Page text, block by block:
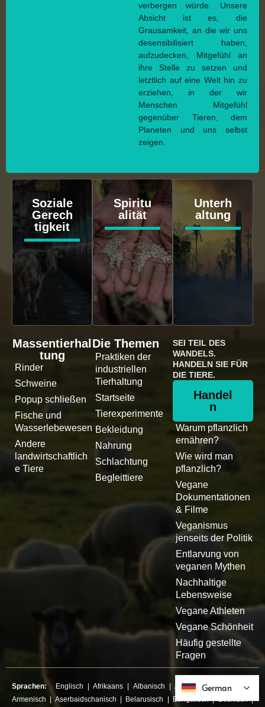
verbergen würde. Unsere
Absicht ist es, die
Grausamkeit, an die wir uns
desensibilisiert haben,
aufzudecken, Mitgefühl an
ihre Stelle zu setzen und
letztlich auf eine Welt hin zu
erziehen, in der wir
Menschen Mitgefühl
gegenüber Tieren, dem
Planeten und uns selbst
zeigen.
Soziale
Gerech
tigkeit
Spiritu
alität
Unterh
altung
Massentierhal
tung
Rinder
Schweine
Popup schließen
Fische und
Wasserlebewesen
Andere
landwirtschaftlich
e Tiere
Die Themen
Praktiken der
industriellen
Tierhaltung
Startseite
Tierexperimente
Bekleidung
Nahrung
Schlachtung
Begleittiere
SEI TEIL DES
WANDELS.
HANDELN SIE FÜR
DIE TIERE.
Handel
n
Warum pflanzlich
ernähren?
Wie wird man
pflanzlich?
Vegane
Dokumentationen
& Filme
Veganismus
jenseits der Politik
Entlarvung von
veganen Mythen
Nachhaltige
Lebensweise
Vegane Athleten
Vegane Schönheit
Häufig gestellte
Fragen
Sprachen: Englisch |Afrikaans Albanisch |Amharisch|Arabisch|
Armenisch
Aserbaidschanisch Belarusisch Bengalisch|Bosnisch|
German
German